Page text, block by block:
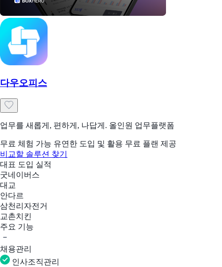
다우오피스
업무를 새롭게, 편하게, 나답게. 올인원 업무플랫폼
무료 체험 가능 유연한 도입 및 활용 무료 플랜 제공
비교할 솔루션 찾기
대표 도입 실적
굿네이버스
대교
안다르
삼천리자전거
교촌치킨
주요 기능
채용관리
인사조직관리